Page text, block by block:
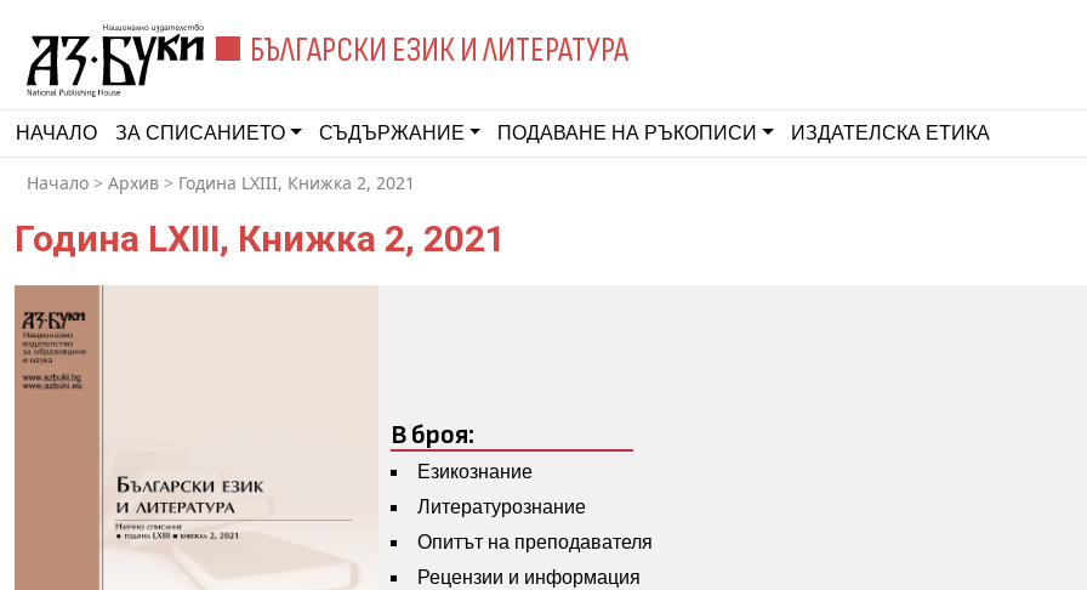
БЪЛГАРСКИ ЕЗИК И ЛИТЕРАТУРА
НАЧАЛО ЗА СПИСАНИЕТО СЪДЪРЖАНИЕ ПОДАВАНЕ НА РЪКОПИСИ ИЗДАТЕЛСКА ЕТИКА
Начало > Архив > Година LXIII, Книжка 2, 2021
Година LXIII, Книжка 2, 2021
В броя:
Езикознание
Литературознание
Опитът на преподавателя
Рецензии и информация